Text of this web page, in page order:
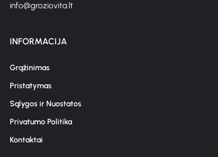
info@groziovita.lt
INFORMACIJA
Grąžinimas
Pristatymas
Sąlygos ir Nuostatos
Privatumo Politika
Kontaktai